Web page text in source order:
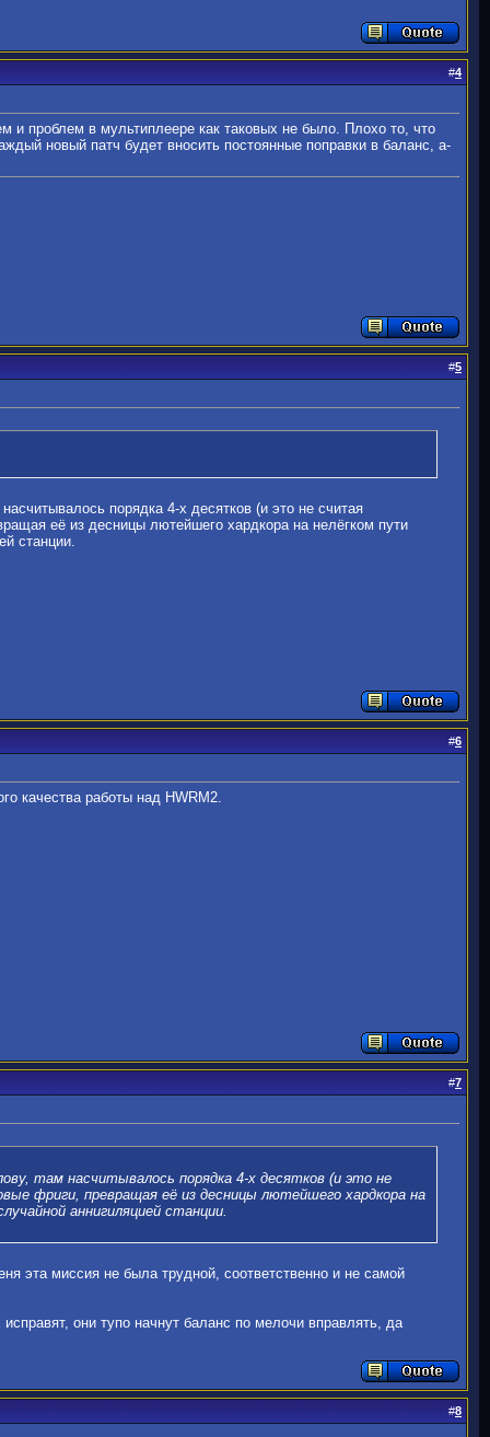
#4
и проблем в мультиплеере как таковых не было. Плохо то, что
новый патч будет вносить постоянные поправки в баланс, а-
#5
порядка 4-х десятков (и это не считая
её из десницы лютейшего хардкора на нелёгком пути
станции.
#6
качества работы над HWRM2.
#7
там насчитывалось порядка 4-х десятков (и это не
фриги, превращая её из десницы лютейшего хардкора на
аннигиляцией станции.
эта миссия не была трудной, соответственно и не самой
они тупо начнут баланс по мелочи вправлять, да
#8